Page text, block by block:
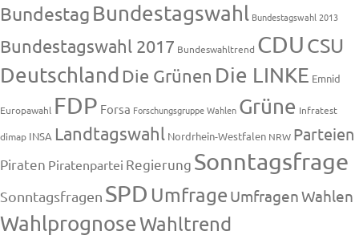
Bundestag Bundestagswahl Bundestagswahl 2013
Bundestagswahl 2017 Bundeswahltrend CDUCSU
Deutschland Die Grünen Die LINKE Emnid
Europawahl FDP Forsa Forschungsgruppe Wahlen Grüne Infratest
dimap INSA Landtagswahl Nordrhein-Westfalen NRW Parteien
Piraten Piratenpartei Regierung Sonntagsfrage
Sonntagsfragen SPD Umfrage UmfragenWahlen
WahlprognoseWahltrend